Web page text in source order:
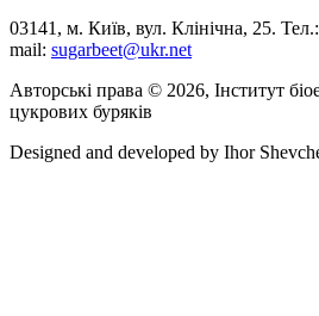
03141, м. Київ, вул. Клінічна, 25.
mail: sugarbeet@ukr.net
Авторські права © 2026, Інститут
цукрових буряків
Designed and developed by Ihor